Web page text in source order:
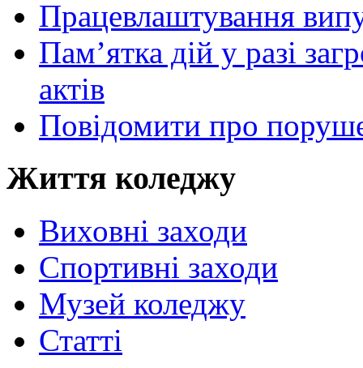
Працевлаштування
Пам’ятка дій у разі
актів
Повідомити про
Життя коледжу
Виховні заходи
Спортивні заходи
Музей коледжу
Статті